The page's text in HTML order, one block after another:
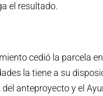
el resultado.
cedió la parcela
la tiene a su
anteproyecto y el